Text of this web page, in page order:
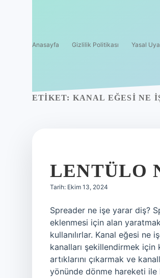
Anasayfa Gizlilik Politikası Yasal
ETIKET: KANAL EĞESI NE
LENTÜLO
Tarih: Ekim 13, 2024
Spreader ne işe yarar diş?
eklenmesi için alan
kullanılırlar. Kanal eğesi ne
kanalları şekillendirmek
artıklarını çıkarmak ve
yönünde dönme hareketi ile